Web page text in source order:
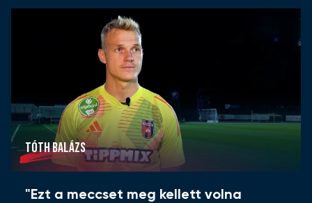
TÓTH BALÁZS
"Ezt a meccset meg kellett volna